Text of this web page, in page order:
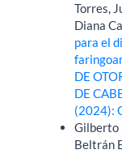
Torres,
Diana
para el
DE
DE
(2024):
Gilberto
Beltrán